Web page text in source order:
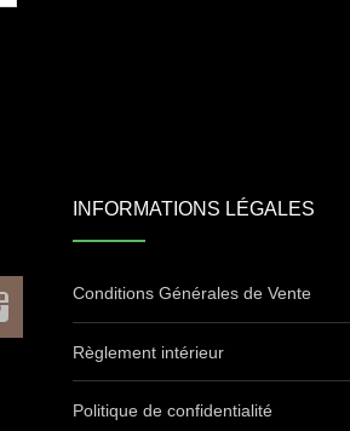
INFORMATIONS LÉGALES
Conditions Générales de Vente
Règlement intérieur
Politique de confidentialité